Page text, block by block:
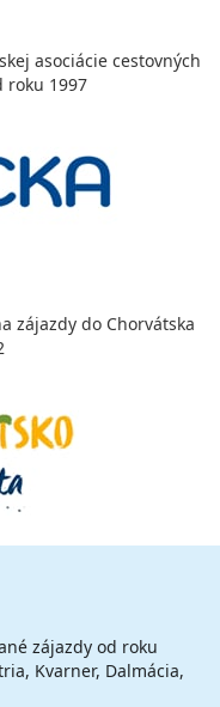
asociácie cestovných
roku 1997
zájazdy do Chorvátska
zájazdy od roku
Kvarner, Dalmácia,